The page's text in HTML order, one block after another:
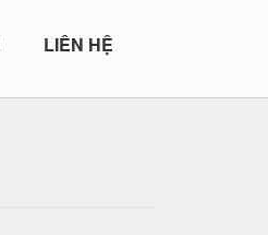
LIÊN HỆ